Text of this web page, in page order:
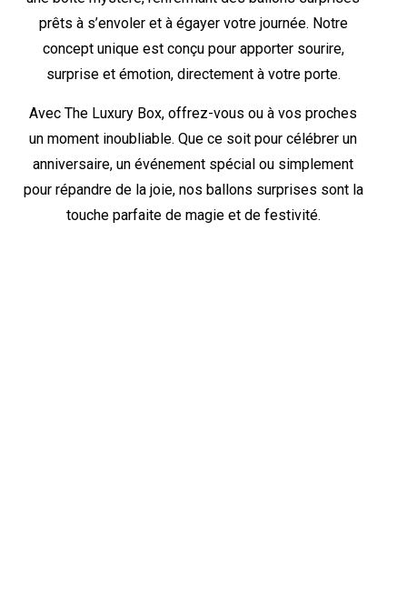
prêts à s’envoler et à égayer votre journée. Notre
concept unique est conçu pour apporter sourire,
surprise et émotion, directement à votre porte.
Avec The Luxury Box, offrez-vous ou à vos proches
un moment inoubliable. Que ce soit pour célébrer un
anniversaire, un événement spécial ou simplement
pour répandre de la joie, nos ballons surprises sont la
touche parfaite de magie et de festivité.